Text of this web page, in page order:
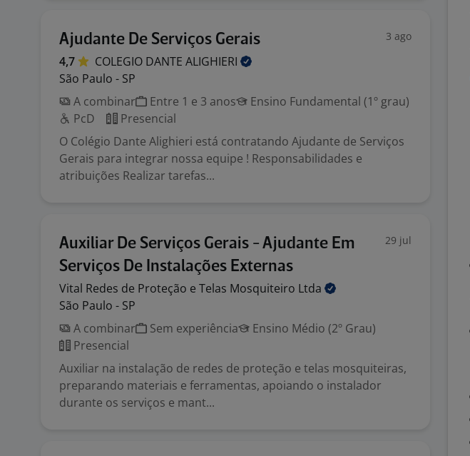
Ajudante De Serviços Gerais 3 ago
4,7 COLEGIO DANTE ALIGHIERI
São Paulo - SP
A combinar
Entre 1 e 3 anos
Ensino Fundamental (1º grau)
PcD
Presencial
O Colégio Dante Alighieri está contratando Ajudante de Serviços
Gerais para integrar nossa equipe ! Responsabilidades e
atribuições Realizar tarefas...
Auxiliar De Serviços Gerais - Ajudante Em
Serviços De Instalações Externas
29 jul
Vital Redes de Proteção e Telas Mosquiteiro Ltda
São Paulo - SP
A combinar
Sem experiência
Ensino Médio (2º Grau)
Presencial
Auxiliar na instalação de redes de proteção e telas mosquiteiras,
preparando materiais e ferramentas, apoiando o instalador
durante os serviços e mant...